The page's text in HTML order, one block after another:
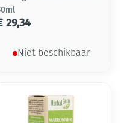
29,34
Niet beschikbaar